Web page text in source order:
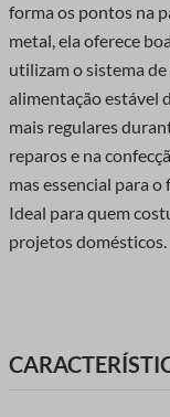
forma os pontos na
metal, ela oferece
utilizam o sistema
alimentação estável
mais regulares
reparos e na
mas essencial para
Ideal para quem
projetos domésticos.